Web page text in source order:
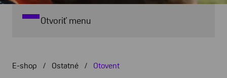
Otvoriť menu
E-shop Ostatné Otovent